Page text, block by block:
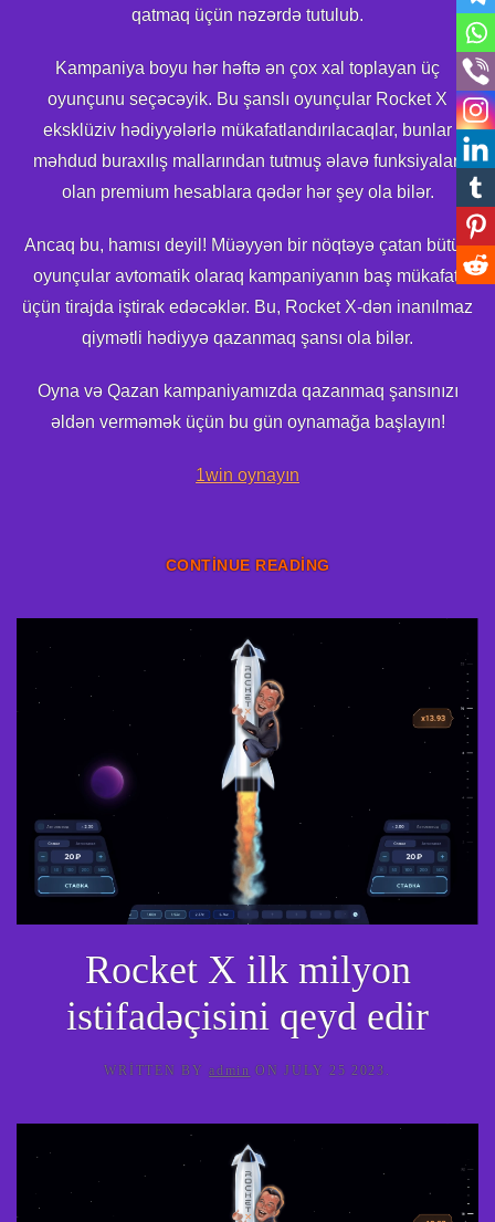
qatmaq üçün nəzərdə tutulub.
Kampaniya boyu hər həftə ən çox xal toplayan üç
oyunçunu seçəcəyik. Bu şanslı oyunçular Rocket X
eksklüziv hədiyyələrlə mükafatlandırılacaqlar, bunlar
məhdud buraxılış mallarından tutmuş əlavə funksiyaları
olan premium hesablara qədər hər şey ola bilər.
Ancaq bu, hamısı deyil! Müəyyən bir nöqtəyə çatan bütün
oyunçular avtomatik olaraq kampaniyanın baş mükafatı
üçün tirajda iştirak edəcəklər. Bu, Rocket X-dən inanılmaz
qiymətli hədiyyə qazanmaq şansı ola bilər.
Oyna və Qazan kampaniyamızda qazanmaq şansınızı
əldən verməmək üçün bu gün oynamağa başlayın!
1win oynayın
CONTINUE READING
Rocket X ilk milyon
istifadəçisini qeyd edir
WRITTEN BYadmin ONJULY 25 2023